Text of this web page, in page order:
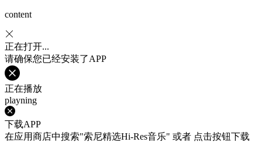
content
正在打开...
请确保您已经安装了APP
正在播放
playning
下载APP
在应用商店中搜索"索尼精选Hi-Res音乐" 或者 点击按钮下载